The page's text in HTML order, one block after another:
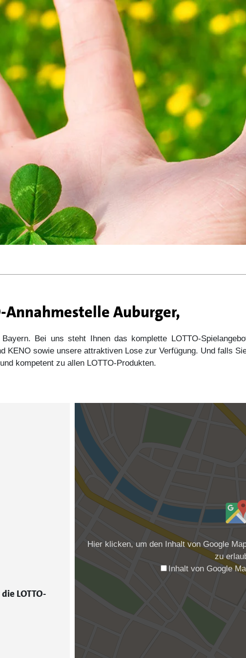
Annahmestelle Auburger,
Bei uns steht Ihnen das komplette LOTTO-
sowie unsere attraktiven Lose zur Verfügung. Und falls
kompetent zu allen LOTTO-Produkten.
LOTTO-
Hier klicken, um den Inhalt von Google
zu
Inhalt von Google